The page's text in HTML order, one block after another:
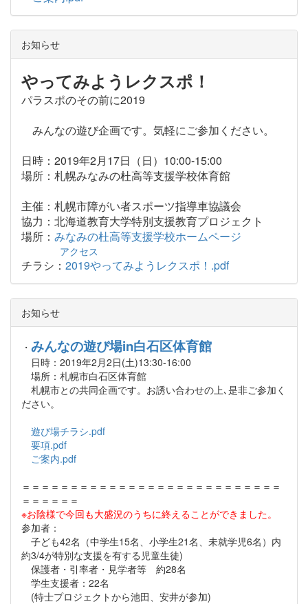
お知らせ
やってみようレクスポ！
パラスポのその前に2019
みんなの遊び企画です。気軽にご参加ください。
日時：2019年2月17日（日）10:00-15:00
場所：札幌みなみの杜高等支援学校体育館
主催：札幌市障がい者スポーツ指導車協議会
協力：北海道教育大学特別支援教育プロジェクト
場所： みなみの杜高等支援学校ホームページ
アクセス
チラシ： 2019やってみようレクスポ！.pdf
お知らせ
・ みんなの遊び場in白石区体育館
日時：2019年2月2日(土)13:30-16:00
場所：札幌市白石区体育館
札幌市との共同企画です。お誘い合わせの上､是非ご参加く
ださい。
遊び場チラシ.pdf
要項.pdf
ご案内.pdf
＝＝＝＝＝＝＝＝＝＝＝＝＝＝＝＝＝＝＝＝＝＝＝＝＝＝＝
＝＝＝＝＝＝
※お陰様で今回も大盛況のうちに終えることができました。
参加者：
子ども42名（中学生15名、小学生21名、未就学児6名）内
約3/4が特別な支援を有する児童生徒)
保護者・引率者・見学者等 約28名
学生支援者：22名
(特士プロジェクトから池田、安井が参加)